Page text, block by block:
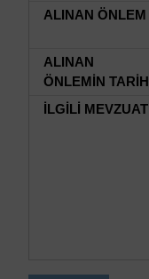
ALINAN ÖNLEM
ALINAN
ÖNLEMİN TARİHİ
İLGİLİ MEVZUAT